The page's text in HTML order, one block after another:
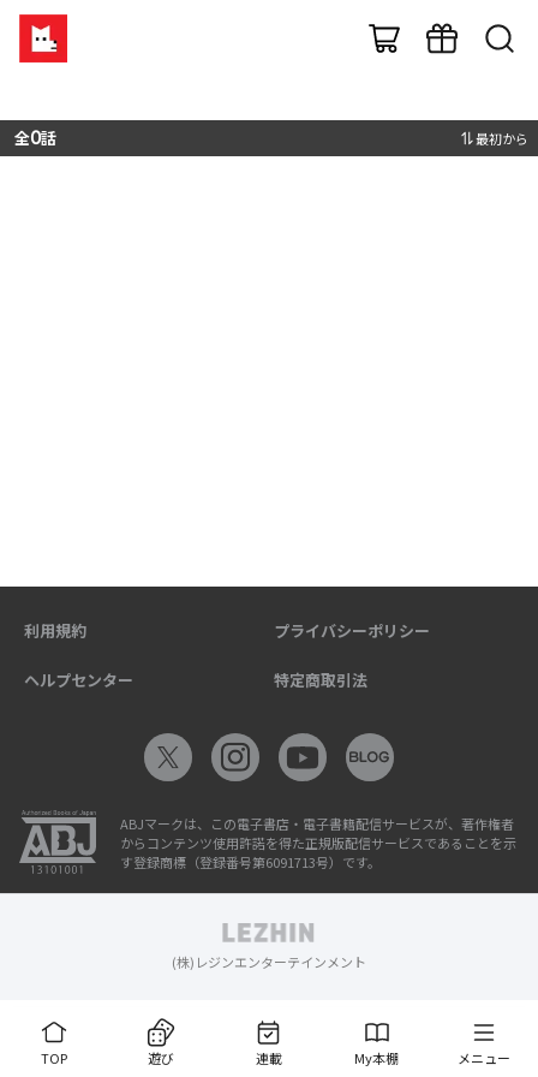
全0話 最初から
TOP 遊び 連載 My本棚 メニュー
利用規約 プライバシーポリシー
ヘルプセンター 特定商取引法
ABJマークは、この電子書店・電子書籍配信サービスが、著作権者
からコンテンツ使用許諾を得た正規版配信サービスであることを示
す登録商標（登録番号第6091713号）です。
(株)レジンエンターテインメント